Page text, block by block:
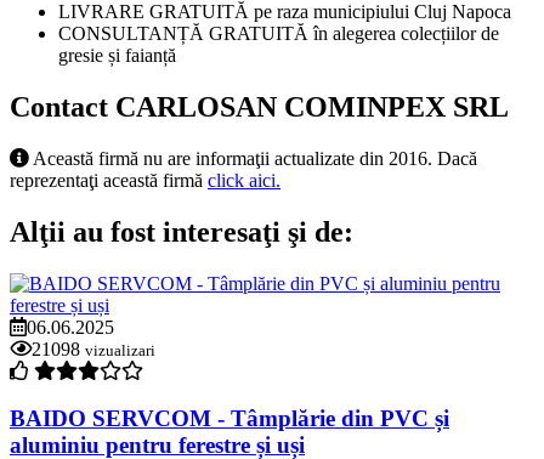
LIVRARE GRATUITĂ pe raza municipiului Cluj Napoca
CONSULTANȚĂ GRATUITĂ în alegerea colecțiilor de
gresie și faianță
Contact CARLOSAN COMINPEX SRL
Această firmă nu are informaţii actualizate din 2016. Dacă
reprezentaţi această firmă click aici.
Alţii au fost interesaţi şi de:
06.06.2025
21098 vizualizari
BAIDO SERVCOM - Tâmplărie din PVC și
aluminiu pentru ferestre și uși